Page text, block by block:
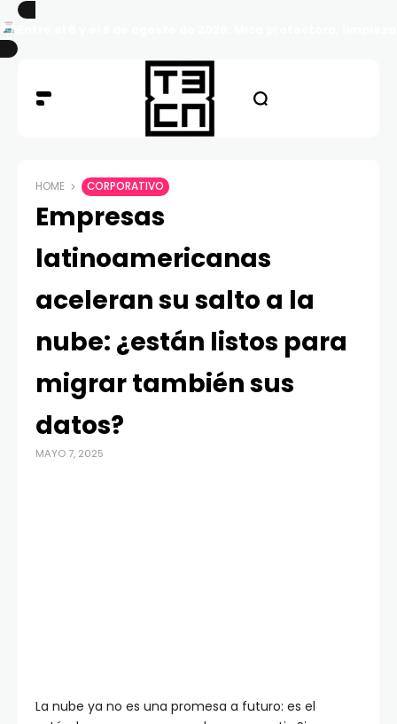
HOME CORPORATIVO
Empresas
latinoamericanas
aceleran su salto a la
nube: ¿están listos para
migrar también sus
datos?
MAYO 7, 2025
La nube ya no es una promesa a futuro: es el